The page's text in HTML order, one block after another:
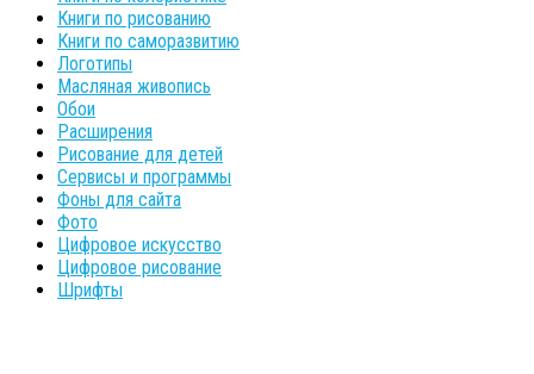
Книги по рисованию
Книги по саморазвитию
Логотипы
Масляная живопись
Обои
Расширения
Рисование для детей
Сервисы и программы
Фоны для сайта
Фото
Цифровое искусство
Цифровое рисование
Шрифты